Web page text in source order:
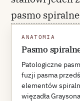
pasmo spiralne
ANATOMIA
Pasmo
Patologiczne
fuzji pasma
elementów
więzadła
Pasmo
elementów
bocznej palca